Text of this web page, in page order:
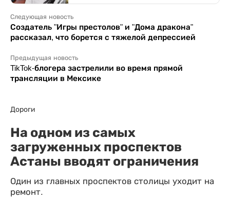
Следующая новость
Создатель "Игры престолов" и "Дома дракона"
рассказал, что борется с тяжелой депрессией
Предыдущая новость
TikTok-блогера застрелили во время прямой
трансляции в Мексике
Дороги
На одном из самых
загруженных проспектов
Астаны вводят ограничения
Один из главных проспектов столицы уходит на
ремонт.